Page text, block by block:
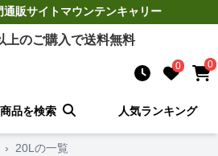
通販サイトマウンテンキャリー
上のご購入で送料無料
0 0
商品を検索 人気ランキング
› 20Lの一覧